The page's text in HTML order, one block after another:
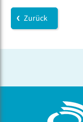
Zurück